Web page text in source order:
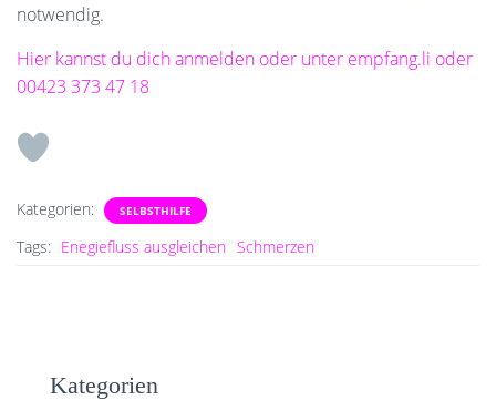
notwendig.
Hier kannst du dich anmelden oder unter empfang.li oder
00423 373 47 18
Kategorien: SELBSTHILFE
Tags: Enegiefluss ausgleichen Schmerzen
Kategorien